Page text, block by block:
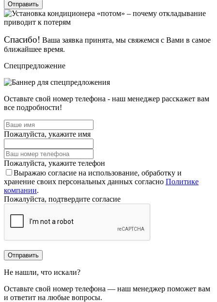
Отправить
Спасибо! Ваша заявка принята, мы свяжемся с Вами в самое
ближайшее время.
Спецпредложение
Оставьте свой номер телефона - наш менеджер расскажет вам
все подробности!
Пожалуйста, укажите имя
Пожалуйста, укажите телефон
Выражаю согласие на использование, обработку и
хранение своих персональных данных согласно Политике
компании.
Пожалуйста, подтвердите согласие
Отправить
Не нашли, что искали?
Оставьте свой номер телефона — наш менеджер поможет вам
и ответит на любые вопросы.